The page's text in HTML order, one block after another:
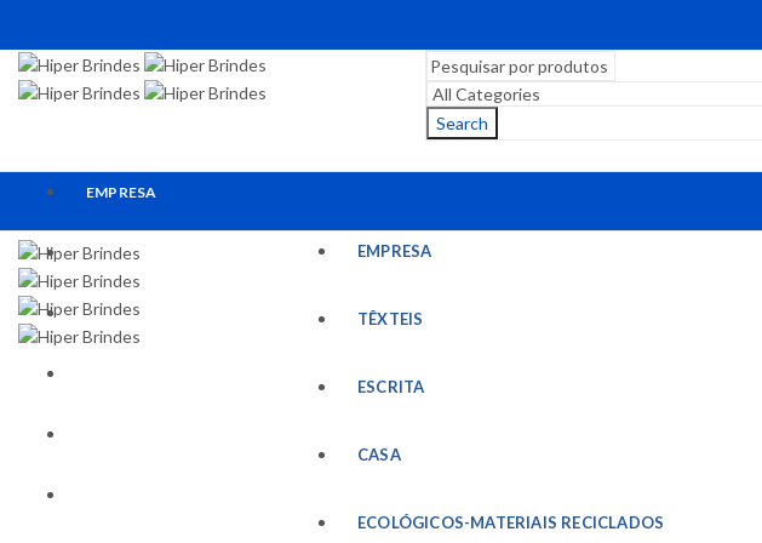
Search
EMPRESA
TÊXTEIS
ESCRITA
EMPRESA
TÊXTEIS
ESCRITA
CASA
ECOLÓGICOS-MATERIAIS RECICLADOS